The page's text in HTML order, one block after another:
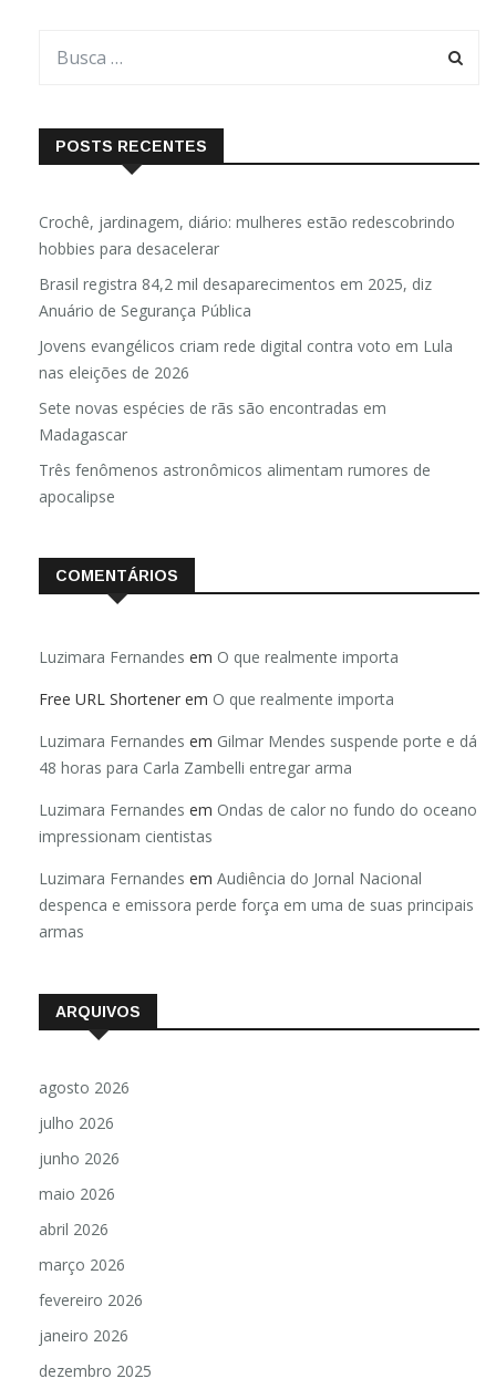
POSTS RECENTES
Crochê, jardinagem, diário: mulheres estão redescobrindo
hobbies para desacelerar
Brasil registra 84,2 mil desaparecimentos em 2025, diz
Anuário de Segurança Pública
Jovens evangélicos criam rede digital contra voto em Lula
nas eleições de 2026
Sete novas espécies de rãs são encontradas em
Madagascar
Três fenômenos astronômicos alimentam rumores de
apocalipse
COMENTÁRIOS
Luzimara Fernandes em O que realmente importa
Free URL Shortener em O que realmente importa
Luzimara Fernandes em Gilmar Mendes suspende porte e dá
48 horas para Carla Zambelli entregar arma
Luzimara Fernandes em Ondas de calor no fundo do oceano
impressionam cientistas
Luzimara Fernandes em Audiência do Jornal Nacional
despenca e emissora perde força em uma de suas principais
armas
ARQUIVOS
agosto 2026
julho 2026
junho 2026
maio 2026
abril 2026
março 2026
fevereiro 2026
janeiro 2026
dezembro 2025